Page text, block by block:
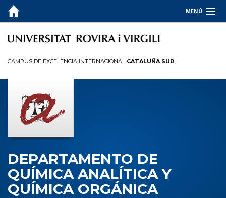
MENÚ
EL DEPARTAMENTO
Directorio
Contacto
DOCENCIA
INVESTIGACIÓN
CAMPUS DE EXCELENCIA INTERNACIONAL CATALUÑA SUR
DEPARTAMENTO DE
QUÍMICA ANALÍTICA Y
QUÍMICA ORGÁNICA